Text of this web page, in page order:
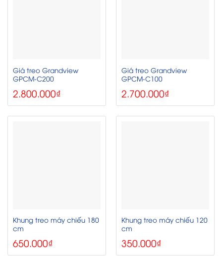
Giá treo Grandview
GPCM-C200
2.800.000₫
Giá treo Grandview
GPCM-C100
2.700.000₫
Khung treo máy chiếu 180
cm
650.000₫
Khung treo máy chiếu 120
cm
350.000₫